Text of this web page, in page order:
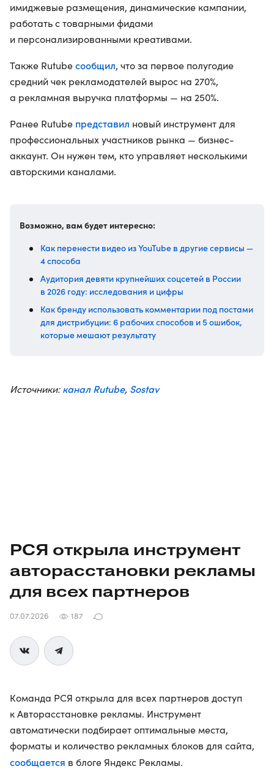
имиджевые размещения, динамические кампании,
работать с товарными фидами
и персонализированными креативами.
Также Rutubeсообщил, что за первое полугодие
средний чек рекламодателей вырос на 270%,
а рекламная выручка платформы — на 250%.
Ранее Rutube представил новый инструмент для
профессиональных участников рынка — бизнес-
аккаунт. Он нужен тем, кто управляет несколькими
авторскими каналами.
Возможно, вам будет интересно:
Как перенести видео из YouTube в другие сервисы —
4 способа
Аудитория девяти крупнейших соцсетей в России
в 2026 году: исследования и цифры
Как бренду использовать комментарии под постами
для дистрибуции: 6 рабочих способов и 5 ошибок,
которые мешают результату
Источники:канал Rutube, Sostav
РСЯ открыла инструмент
авторасстановки рекламы
для всех партнеров
07.07.2026 187
Команда РСЯ открыла для всех партнеров доступ
к Авторасстановке рекламы. Инструмент
автоматически подбирает оптимальные места,
форматы и количество рекламных блоков для сайта,
сообщается в блоге Яндекс Рекламы.